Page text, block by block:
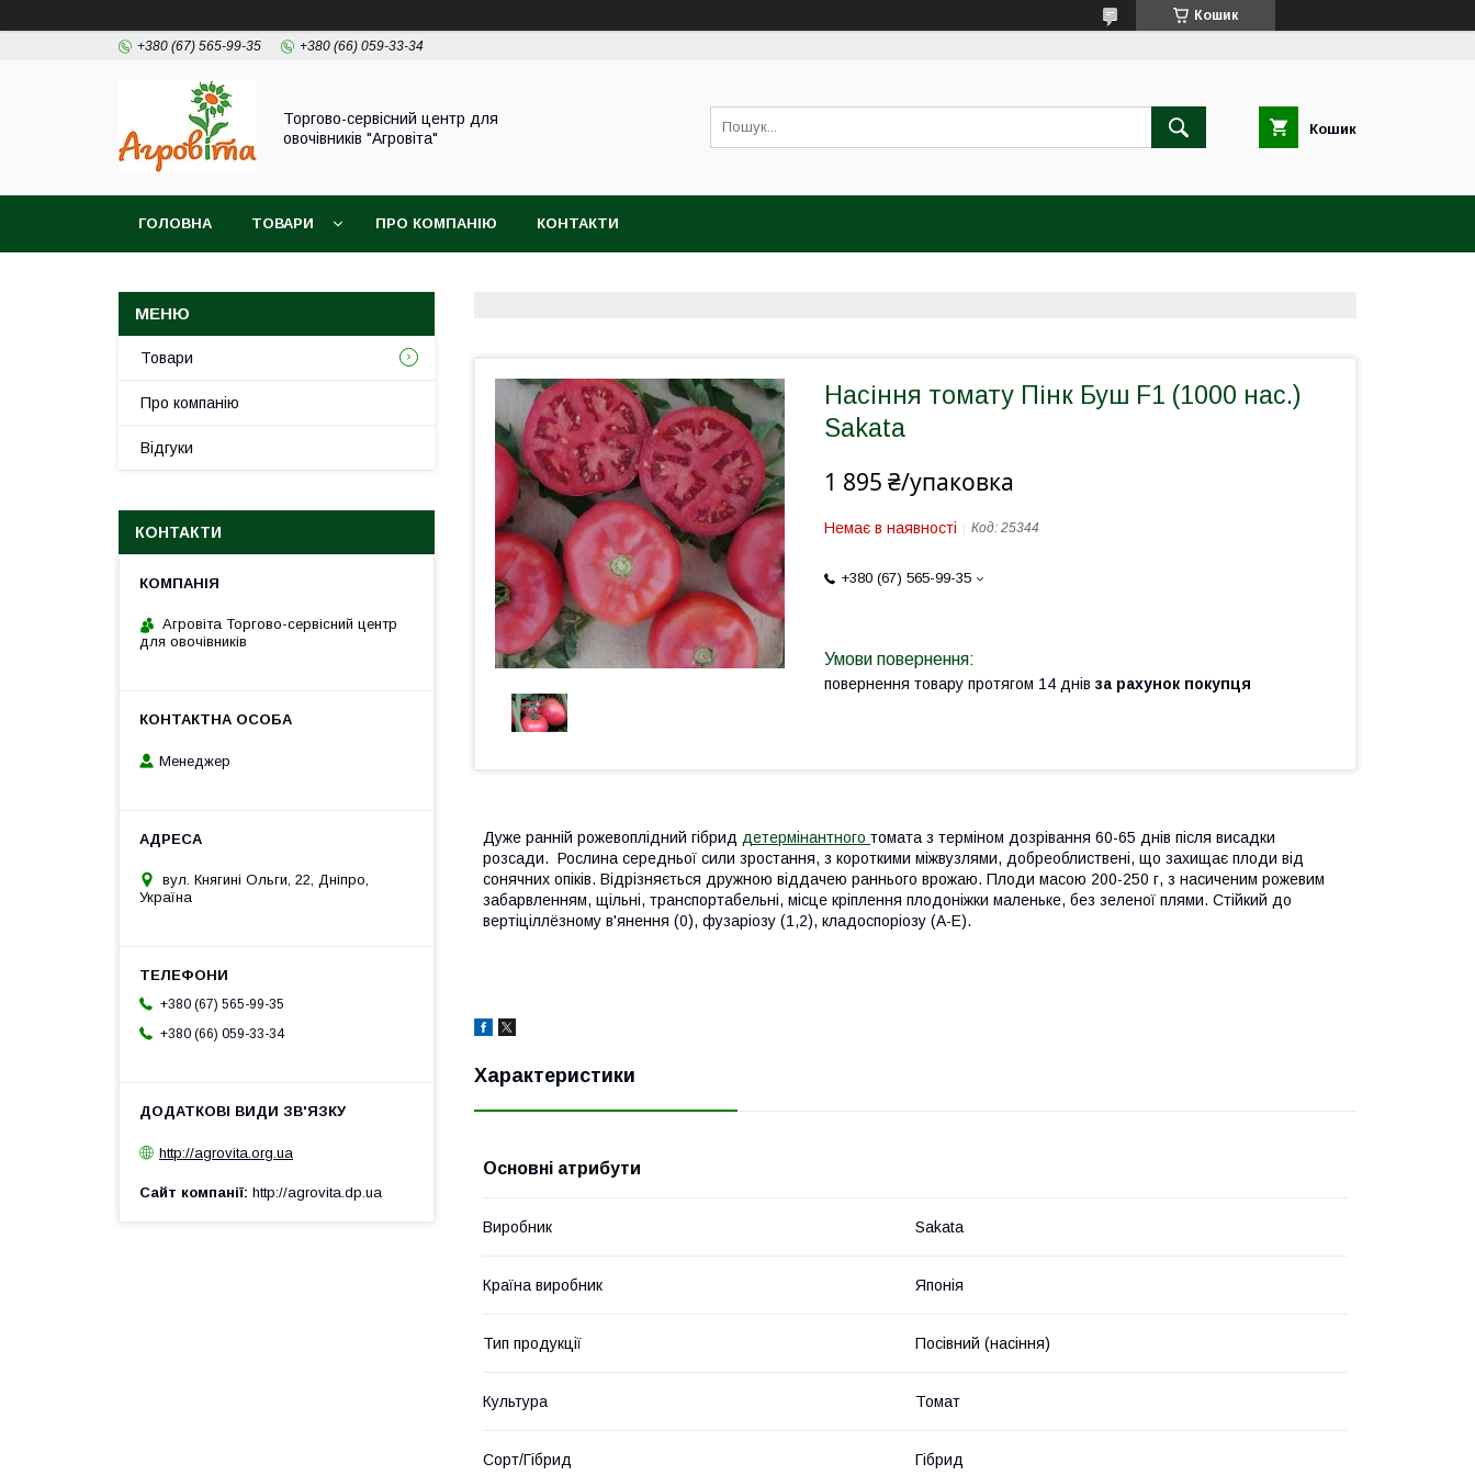
Кошик
+380 (67) 565-99-35 +380 (66) 059-33-34
Торгово-сервісний центр для
овочівників "Агровіта"
Кошик
ГОЛОВНА ТОВАРИ ПРО КОМПАНІЮ КОНТАКТИ
Насіння томату Пінк Буш F1 (1000 нас.)
Sakata
1 895 ₴/упаковка
Немає в наявності Код: 25344
+380 (67) 565-99-35
повернення товару протягом 14 днів за рахунок покупця
Дуже ранній рожевоплідний гібрид детермінантного томата з терміном дозрівання 60-65 днів після висадки
розсади. Рослина середньої сили зростання, з короткими міжвузлями, добреоблиствені, що захищає плоди від
сонячних опіків. Відрізняється дружною віддачею раннього врожаю. Плоди масою 200-250 г, з насиченим рожевим
забарвленням, щільні, транспортабельні, місце кріплення плодоніжки маленьке, без зеленої плями. Стійкий до
вертіціллёзному в'янення (0), фузаріозу (1,2), кладоспоріозу (А-Е).
Характеристики
Основні атрибути
Виробник Sakata
Країна виробник Японія
Тип продукції Посівний (насіння)
Культура Томат
Сорт/Гібрид Гібрид
Товари
Про компанію
Відгуки
КОНТАКТИ
Агровіта Торгово-сервісний центр
для овочівників
Менеджер
вул. Княгині Ольги, 22, Дніпро,
Україна
+380 (67) 565-99-35
+380 (66) 059-33-34
http://agrovita.org.ua
Сайт компанії http://agrovita.dp.ua